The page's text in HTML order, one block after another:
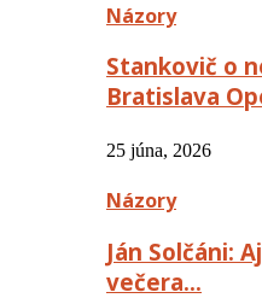
Názory
Stankovič o
Bratislava
25 júna, 2026
Názory
Ján Solčáni:
večera…